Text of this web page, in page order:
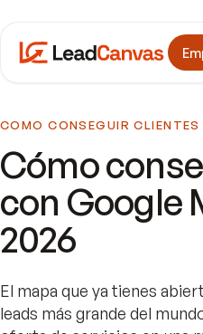
COMO CONSEGUIR
Cómo
con Google
2026
El mapa que ya tienes
leads más grande del